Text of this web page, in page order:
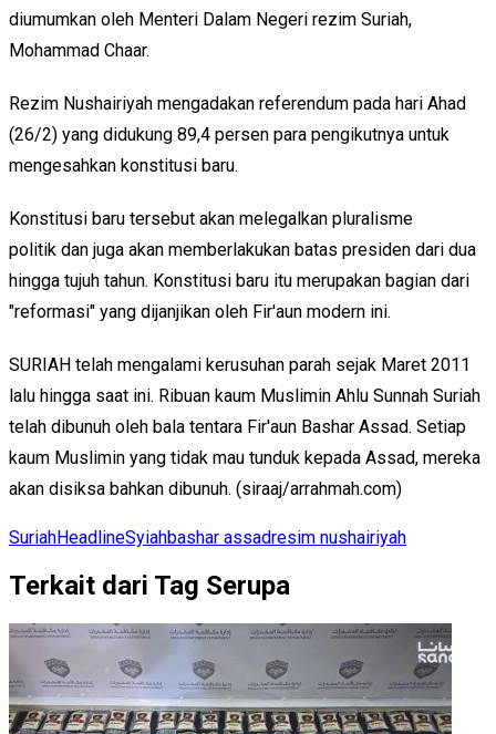
diumumkan oleh Menteri Dalam Negeri rezim Suriah,
Mohammad Chaar.
Rezim Nushairiyah mengadakan referendum pada hari Ahad
(26/2) yang didukung 89,4 persen para pengikutnya untuk
mengesahkan konstitusi baru.
Konstitusi baru tersebut akan melegalkan pluralisme
politik dan juga akan memberlakukan batas presiden dari dua
hingga tujuh tahun. Konstitusi baru itu merupakan bagian dari
"reformasi" yang dijanjikan oleh Fir'aun modern ini.
SURIAH telah mengalami kerusuhan parah sejak Maret 2011
lalu hingga saat ini. Ribuan kaum Muslimin Ahlu Sunnah Suriah
telah dibunuh oleh bala tentara Fir'aun Bashar Assad. Setiap
kaum Muslimin yang tidak mau tunduk kepada Assad, mereka
akan disiksa bahkan dibunuh. (siraaj/arrahmah.com)
SuriahHeadlineSyiahbashar assadresim nushairiyah
Terkait dari Tag Serupa